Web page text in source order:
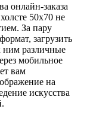
онлайн-заказа
50х70 не
За пару
загрузить
ним различные
мобильное
вам
на
искусства